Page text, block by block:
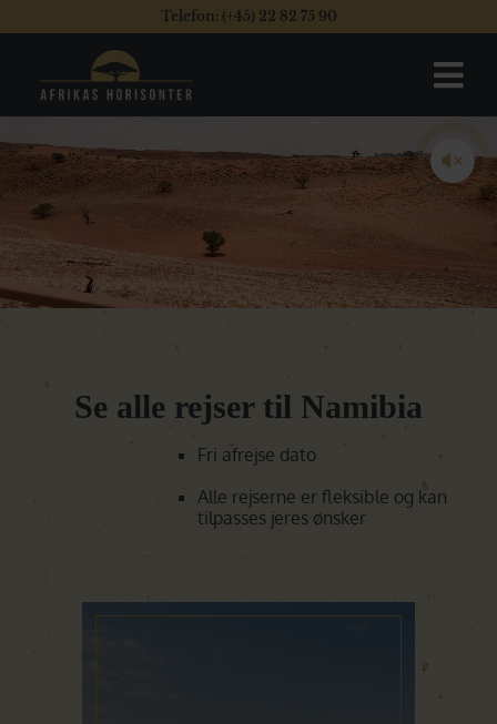
Telefon: (+45) 22 82 75 90
Se alle rejser til Namibia
Fri afrejse dato
Alle rejserne er fleksible og kan
tilpasses jeres ønsker